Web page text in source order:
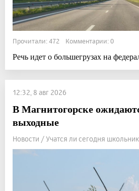
Прочитали: 472 Комментарии: 0
Речь идет о большегрузах на
12:32, 8 авг 2026
В Магнитогорске
выходные
Новости / Учатся ли сегодня